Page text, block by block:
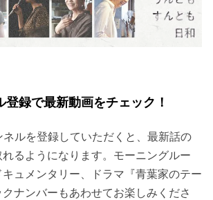
登録で最新動画をチェック！
ルを登録していただくと、最新話の
るようになります。モーニングルー
ュメンタリー、ドラマ『青葉家のテー
ナンバーもあわせてお楽しみくださ